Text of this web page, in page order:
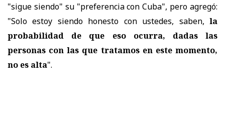
"sigue siendo" su "preferencia con Cuba", pero agregó:
"Solo estoy siendo honesto con ustedes, saben, la
probabilidad de que eso ocurra, dadas las
personas con las que tratamos en este momento,
no es alta".